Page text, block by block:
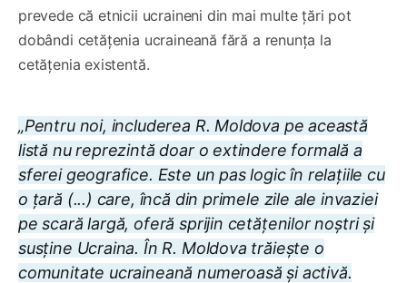
prevede că etnicii ucraineni din mai multe țări pot
dobândi cetățenia ucraineană fără a renunța la
cetățenia existentă.
„Pentru noi, includerea R. Moldova pe această
listă nu reprezintă doar o extindere formală a
sferei geografice. Este un pas logic în relațiile cu
o țară (...) care, încă din primele zile ale invaziei
pe scară largă, oferă sprijin cetățenilor noștri și
susține Ucraina. În R. Moldova trăiește o
comunitate ucraineană numeroasă și activă.